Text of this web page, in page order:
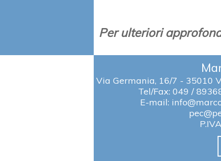
Per ulteriori
Via Germania, 16/7 - 35010
Tel/Fax: 049 /
E-mail: